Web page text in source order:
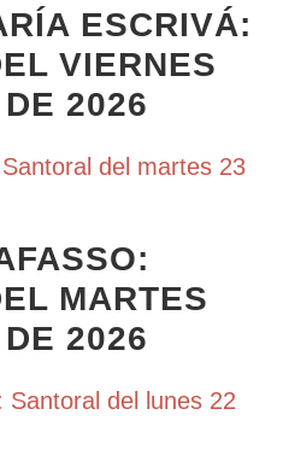
ESCRIVÁ:
VIERNES
2026
MARTES
2026